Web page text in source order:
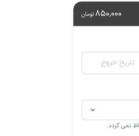
850٬000تومان
تاریخ خروج